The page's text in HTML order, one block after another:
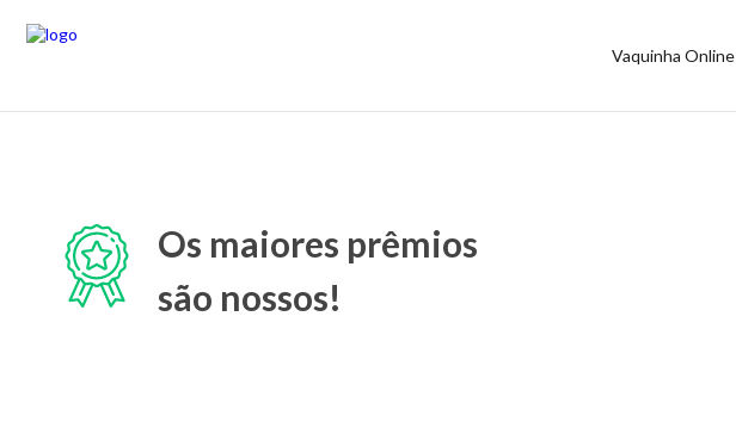
Vaquinha Online
Os maiores prêmios
são nossos!